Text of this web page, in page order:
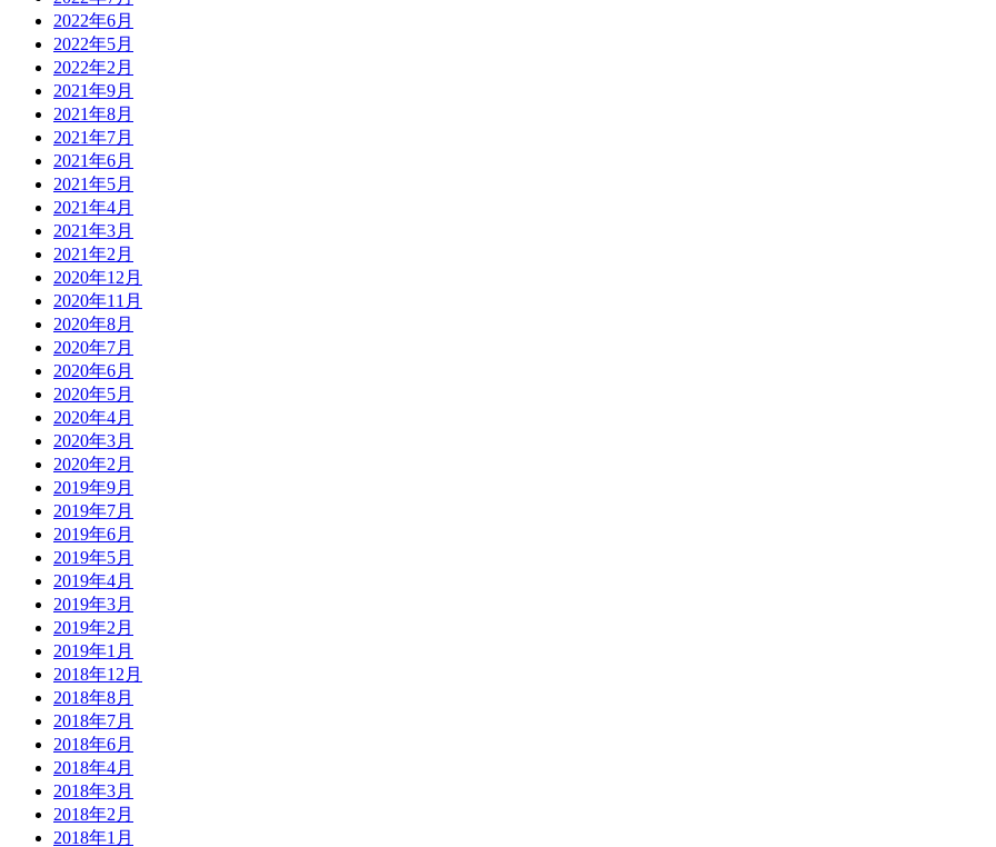
2022年6月
2022年5月
2022年2月
2021年9月
2021年8月
2021年7月
2021年6月
2021年5月
2021年4月
2021年3月
2021年2月
2020年12月
2020年11月
2020年8月
2020年7月
2020年6月
2020年5月
2020年4月
2020年3月
2020年2月
2019年9月
2019年7月
2019年6月
2019年5月
2019年4月
2019年3月
2019年2月
2019年1月
2018年12月
2018年8月
2018年7月
2018年6月
2018年4月
2018年3月
2018年2月
2018年1月